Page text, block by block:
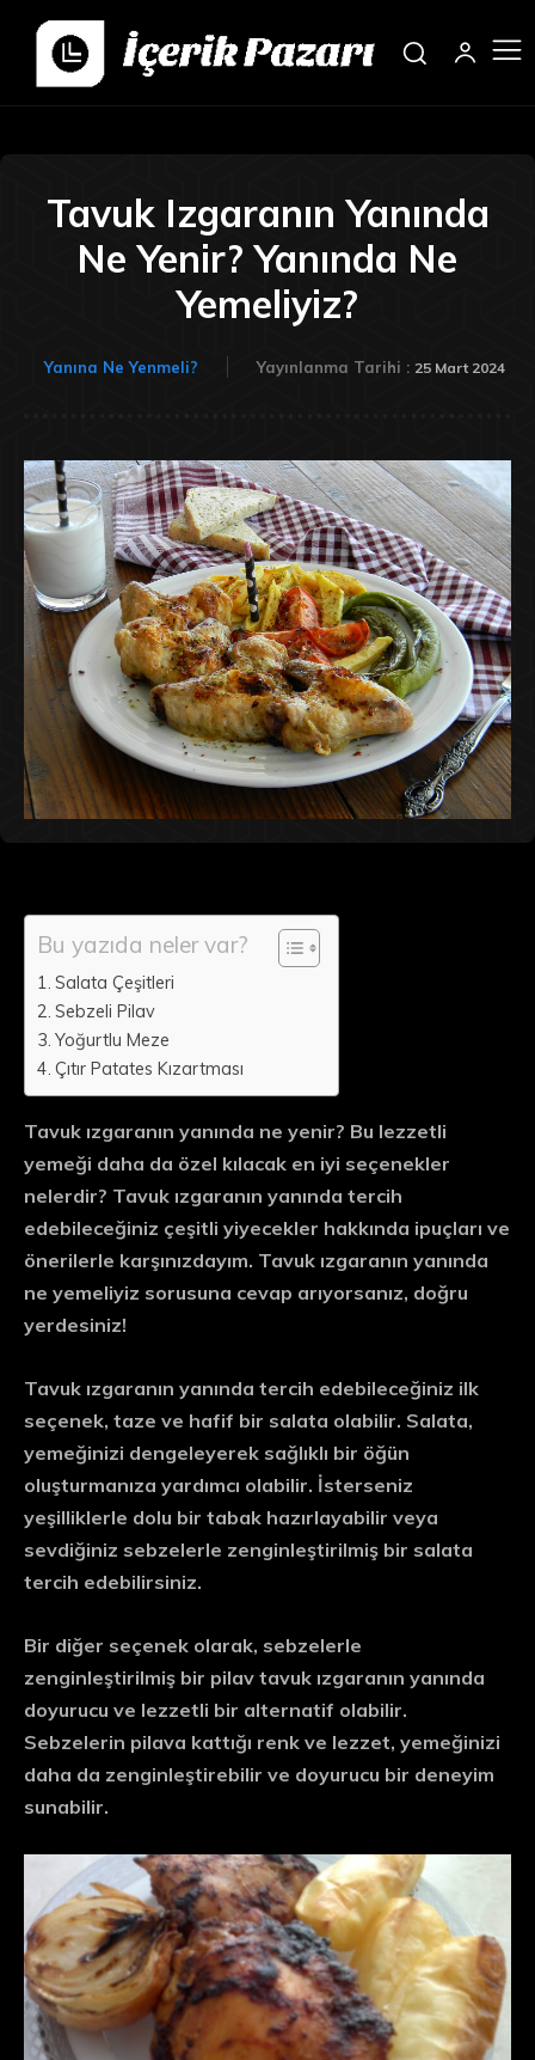
Tavuk Izgaranın Yanında
Ne Yenir? Yanında Ne
Yemeliyiz?
Yanına Ne Yenmeli? Yayınlanma Tarihi : 25 Mart 2024
Bu yazıda neler var?
Salata Çeşitleri
Sebzeli Pilav
Yoğurtlu Meze
Çıtır Patates Kızartması
Tavuk ızgaranın yanında ne yenir? Bu lezzetli
yemeği daha da özel kılacak en iyi seçenekler
nelerdir? Tavuk ızgaranın yanında tercih
edebileceğiniz çeşitli yiyecekler hakkında ipuçları ve
önerilerle karşınızdayım. Tavuk ızgaranın yanında
ne yemeliyiz sorusuna cevap arıyorsanız, doğru
yerdesiniz!
Tavuk ızgaranın yanında tercih edebileceğiniz ilk
seçenek, taze ve hafif bir salata olabilir. Salata,
yemeğinizi dengeleyerek sağlıklı bir öğün
oluşturmanıza yardımcı olabilir. İsterseniz
yeşilliklerle dolu bir tabak hazırlayabilir veya
sevdiğiniz sebzelerle zenginleştirilmiş bir salata
tercih edebilirsiniz.
Bir diğer seçenek olarak, sebzelerle
zenginleştirilmiş bir pilav tavuk ızgaranın yanında
doyurucu ve lezzetli bir alternatif olabilir.
Sebzelerin pilava kattığı renk ve lezzet, yemeğinizi
daha da zenginleştirebilir ve doyurucu bir deneyim
sunabilir.